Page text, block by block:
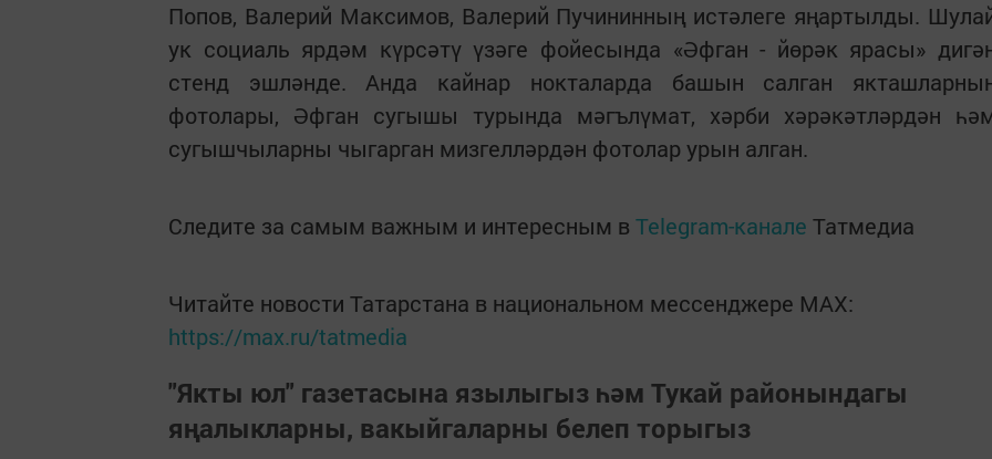
Попов, Валерий Максимов, Валерий Пучининның истәлеге яңартылды.
ук социаль ярдәм күрсәтү үзәге фойесында «Әфган - йөрәк ярасы»
стенд эшләнде. Анда кайнар нокталарда башын салган
фотолары, Әфган сугышы турында мәгълүмат, хәрби хәрәкәтләрдән
сугышчыларны чыгарган мизгелләрдән фотолар урын алган.
Следите за самым важным и интересным в Telegram-канале Татмедиа
Читайте новости Татарстана в национальном мессенджере MАХ:
https://max.ru/tatmedia
"Якты юл" газетасына язылыгыз һәм Тукай районындагы
яңалыкларны, вакыйгаларны белеп торыгыз